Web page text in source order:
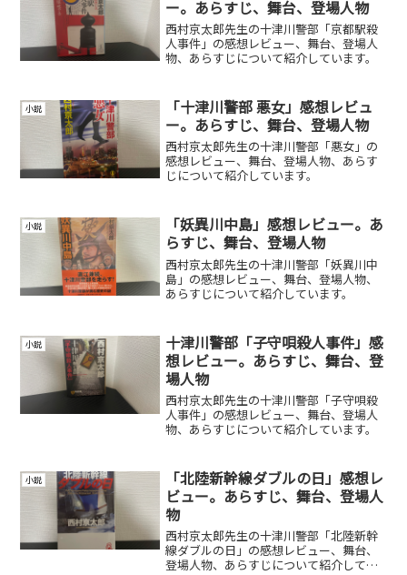
ー。あらすじ、舞台、登場人物
西村京太郎先生の十津川警部「京都駅殺
人事件」の感想レビュー、舞台、登場人
物、あらすじについて紹介しています。
小説
「十津川警部 悪女」感想レビュ
ー。あらすじ、舞台、登場人物
西村京太郎先生の十津川警部「悪女」の
感想レビュー、舞台、登場人物、あらす
じについて紹介しています。
小説
「妖異川中島」感想レビュー。あ
らすじ、舞台、登場人物
西村京太郎先生の十津川警部「妖異川中
島」の感想レビュー、舞台、登場人物、
あらすじについて紹介しています。
小説
十津川警部「子守唄殺人事件」感
想レビュー。あらすじ、舞台、登
場人物
西村京太郎先生の十津川警部「子守唄殺
人事件」の感想レビュー、舞台、登場人
物、あらすじについて紹介しています。
小説
「北陸新幹線ダブルの日」感想レ
ビュー。あらすじ、舞台、登場人
物
西村京太郎先生の十津川警部「北陸新幹
線ダブルの日」の感想レビュー、舞台、
登場人物、あらすじについて紹介してい